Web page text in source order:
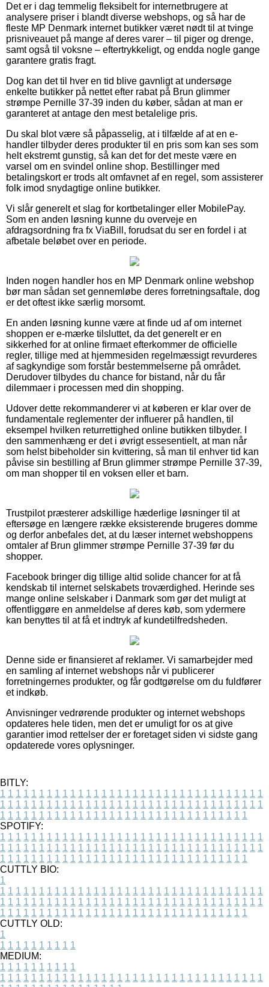
Det er i dag temmelig fleksibelt for internetbrugere at
analysere priser i blandt diverse webshops, og så har de
fleste MP Denmark internet butikker været nødt til at tvinge
prisniveauet på mange af deres varer – til piger og drenge,
samt også til voksne – eftertrykkeligt, og endda nogle gange
garantere gratis fragt.
Dog kan det til hver en tid blive gavnligt at undersøge
enkelte butikker på nettet efter rabat på Brun glimmer
strømpe Pernille 37-39 inden du køber, sådan at man er
garanteret at antage den mest betalelige pris.
Du skal blot være så påpasselig, at i tilfælde af at en e-
handler tilbyder deres produkter til en pris som kan ses som
helt ekstremt gunstig, så kan det for det meste være en
varsel om en svindel online shop. Bestillinger med
betalingskort er trods alt omfavnet af en regel, som assisterer
folk imod snydagtige online butikker.
Vi slår generelt et slag for kortbetalinger eller MobilePay.
Som en anden løsning kunne du overveje en
afdragsordning fra fx ViaBill, forudsat du ser en fordel i at
afbetale beløbet over en periode.
Inden nogen handler hos en MP Denmark online webshop
bør man sådan set gennemløbe deres forretningsaftale, dog
er det oftest ikke særlig morsomt.
En anden løsning kunne være at finde ud af om internet
shoppen er e-mærke tilsluttet, da det generelt er en
sikkerhed for at online firmaet efterkommer de officielle
regler, tillige med at hjemmesiden regelmæssigt revurderes
af sagkyndige som forstår bestemmelserne på området.
Derudover tilbydes du chance for bistand, når du får
dilemmaer i processen med din shopping.
Udover dette rekommanderer vi at køberen er klar over de
fundamentale reglementer der influerer på handlen, til
eksempel hvilken returrettighed online butikken tilbyder. I
den sammenhæng er det i øvrigt essesentielt, at man når
som helst bibeholder sin kvittering, så man til enhver tid kan
påvise sin bestilling af Brun glimmer strømpe Pernille 37-39,
om man shopper til en voksen eller et barn.
Trustpilot præsterer adskillige hæderlige løsninger til at
eftersøge en længere række eksisterende brugeres domme
og derfor anbefales det, at du læser internet webshoppens
omtaler af Brun glimmer strømpe Pernille 37-39 før du
shopper.
Facebook bringer dig tillige altid solide chancer for at få
kendskab til internet selskabets troværdighed. Herinde ses
mange online selskaber i Danmark som gør det muligt at
offentliggøre en anmeldelse af deres køb, som ydermere
kan benyttes til at få et indtryk af kundetilfredsheden.
Denne side er finansieret af reklamer. Vi samarbejder med
en samling af internet webshops når vi publicerer
forretningernes produkter, og får godtgørelse om du fuldfører
et indkøb.
Anvisninger vedrørende produkter og internet webshops
opdateres hele tiden, men det er umuligt for os at give
garantier imod rettelser der er foretaget siden vi sidste gang
opdaterede vores oplysninger.
BITLY:
1 1 1 1 1 1 1 1 1 1 1 1 1 1 1 1 1 1 1 1 1 1 1 1 1 1 1 1 1 1 1 1 1 1
1 1 1 1 1 1 1 1 1 1 1 1 1 1 1 1 1 1 1 1 1 1 1 1 1 1 1 1 1 1 1 1 1 1
1 1 1 1 1 1 1 1 1 1 1 1 1 1 1 1 1 1 1 1 1 1 1 1 1 1 1 1 1 1 1 1
SPOTIFY:
1 1 1 1 1 1 1 1 1 1 1 1 1 1 1 1 1 1 1 1 1 1 1 1 1 1 1 1 1 1 1 1 1 1
1 1 1 1 1 1 1 1 1 1 1 1 1 1 1 1 1 1 1 1 1 1 1 1 1 1 1 1 1 1 1 1 1 1
1 1 1 1 1 1 1 1 1 1 1 1 1 1 1 1 1 1 1 1 1 1 1 1 1 1 1 1 1 1 1 1
CUTTLY BIO:
1
1 1 1 1 1 1 1 1 1 1 1 1 1 1 1 1 1 1 1 1 1 1 1 1 1 1 1 1 1 1 1 1 1 1
1 1 1 1 1 1 1 1 1 1 1 1 1 1 1 1 1 1 1 1 1 1 1 1 1 1 1 1 1 1 1 1 1 1
1 1 1 1 1 1 1 1 1 1 1 1 1 1 1 1 1 1 1 1 1 1 1 1 1 1 1 1 1 1 1 1
CUTTLY OLD:
1
1 1 1 1 1 1 1 1 1 1
MEDIUM:
1 1 1 1 1 1 1 1 1 1
1 1 1 1 1 1 1 1 1 1 1 1 1 1 1 1 1 1 1 1 1 1 1 1 1 1 1 1 1 1 1 1 1 1